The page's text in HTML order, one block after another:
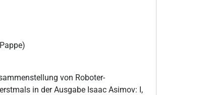
von Roboter-
in der Ausgabe Isaac Asimov: I,